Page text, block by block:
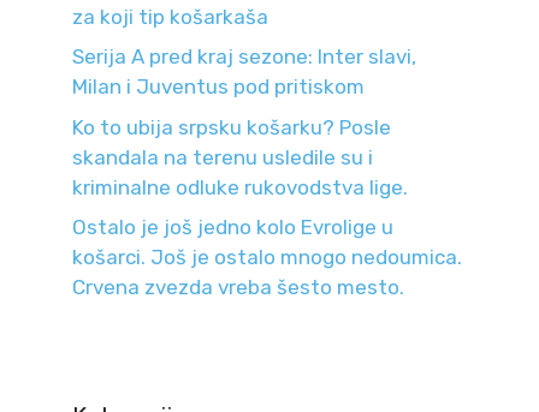
za koji tip košarkaša
Serija A pred kraj sezone: Inter slavi,
Milan i Juventus pod pritiskom
Ko to ubija srpsku košarku? Posle
skandala na terenu usledile su i
kriminalne odluke rukovodstva lige.
Ostalo je još jedno kolo Evrolige u
košarci. Još je ostalo mnogo nedoumica.
Crvena zvezda vreba šesto mesto.